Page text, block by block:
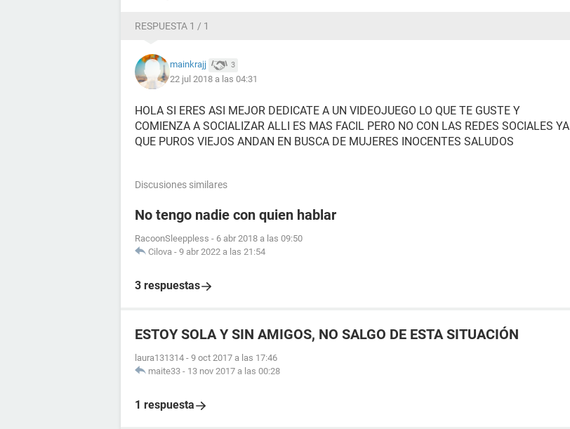
RESPUESTA 1 / 1
mainkrajj 3
22 jul 2018 a las 04:31
HOLA SI ERES ASI MEJOR DEDICATE A UN VIDEOJUEGO LO QUE TE GUSTE Y
COMIENZA A SOCIALIZAR ALLI ES MAS FACIL PERO NO CON LAS REDES SOCIALES YA
QUE PUROS VIEJOS ANDAN EN BUSCA DE MUJERES INOCENTES SALUDOS
Discusiones similares
No tengo nadie con quien hablar
RacoonSleeppless - 6 abr 2018 a las 09:50
Cilova - 9 abr 2022 a las 21:54
3 respuestas
ESTOY SOLA Y SIN AMIGOS, NO SALGO DE ESTA SITUACIÓN
laura131314 - 9 oct 2017 a las 17:46
maite33 - 13 nov 2017 a las 00:28
1 respuesta